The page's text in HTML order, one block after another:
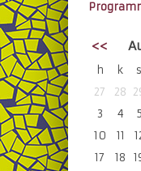
<<
h k s
27
28
3
4 5
10
11
17
18